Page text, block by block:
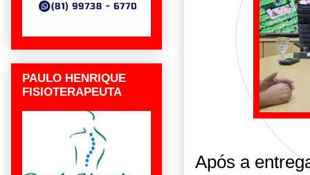
Após a
PAULO HENRIQUE
FISIOTERAPEUTA